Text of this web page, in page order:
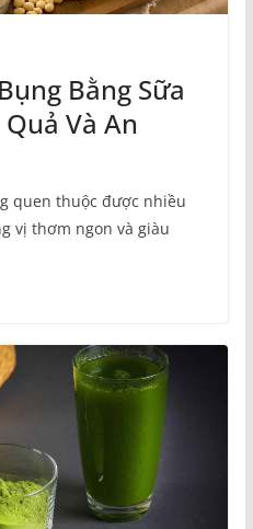
Bằng Sữa
Và An
quen thuộc được nhiều
vị thơm ngon và giàu